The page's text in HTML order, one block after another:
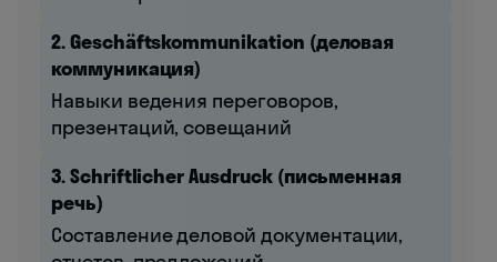
2. Geschäftskommunikation (деловая
коммуникация)
Навыки ведения переговоров,
презентаций, совещаний
3. Schriftlicher Ausdruck (письменная
речь)
Составление деловой документации,